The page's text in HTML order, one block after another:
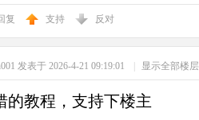
复 支持 反对
发表于 2026-4-21 09:19:01 | 显示全部楼层
的教程，支持下楼主